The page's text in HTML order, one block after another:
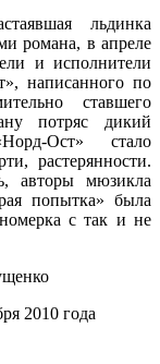
льдинка
романа, в апреле
и исполнители
написанного по
ставшего
потряс дикий
Ост» стало
растерянности.
авторы мюзикла
попытка» была
с так и не
2010 года